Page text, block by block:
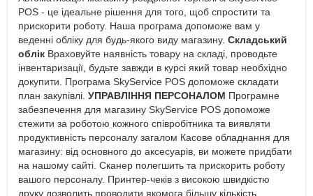
POS - це ідеальне рішення для того, щоб спростити та
прискорити роботу. Наша програма допоможе вам у
веденні обліку для будь-якого виду магазину. Складський
облік Враховуйте наявність товару на складі, проводьте
інвентаризації, будьте завжди в курсі який товар необхідно
докупити. Програма SkyService POS допоможе складати
план закупівлі. УПРАВЛІННЯ ПЕРСОНАЛОМ Програмне
забезпечення для магазину SkyService POS допоможе
стежити за роботою кожного співробітника та виявляти
продуктивність персоналу загалом Касове обладнання для
магазину: від основного до аксесуарів, ви можете придбати
на нашому сайті. Сканер полегшить та прискорить роботу
вашого персоналу. Принтер-чеків з високою швидкістю
друку дозволить проводити якомога більшу кількість